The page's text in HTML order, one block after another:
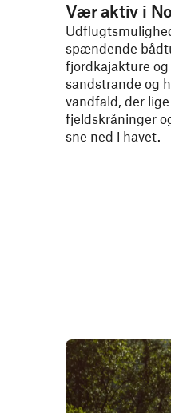
Vær aktiv i
spændende
fjordkajakture
sandstrande og
vandfald, der
fjeldskråninger
sne ned i havet.